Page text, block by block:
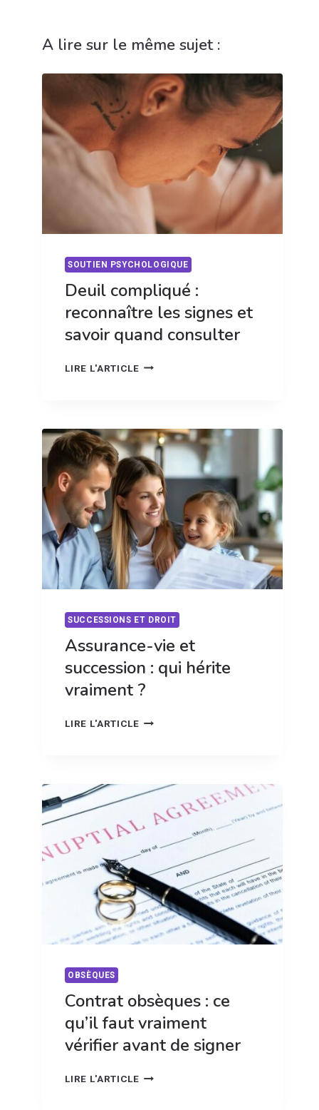
A lire sur le même sujet :
SOUTIEN PSYCHOLOGIQUE
Deuil compliqué :
reconnaître les signes et
savoir quand consulter
LIRE L'ARTICLEDEUIL
SIGNES
ET
SAVOIR
QUAND
CONSULTER
SUCCESSIONS ET DROIT
Assurance-vie et
succession : qui hérite
vraiment ?
LIRE L'ARTICLEASSURANCE-
QUI
HÉRITE
VRAIMENT
OBSÈQUES
Contrat obsèques : ce
qu’il faut vraiment
vérifier avant de signer
LIRE L'ARTICLECONTRAT